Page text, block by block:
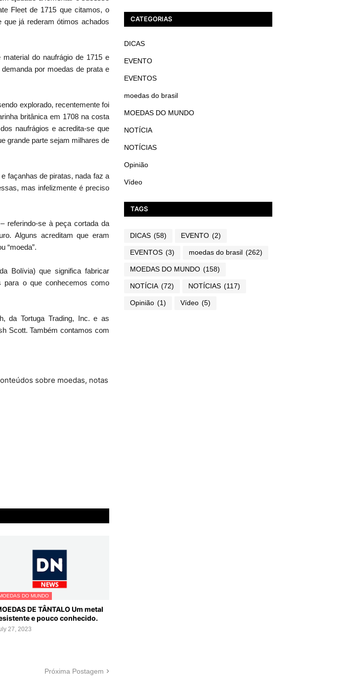
Fleet de 1715 que citamos, o
que já rederam ótimos achados
do naufrágio de 1715 e
por moedas de prata e
explorado, recentemente foi
britânica em 1708 na costa
naufrágios e acredita-se que
grande parte sejam milhares de
façanhas de piratas, nada faz a
mas infelizmente é preciso
referindo-se à peça cortada da
Alguns acreditam que eram
“moeda”.
Bolívia) que significa fabricar
para o que conhecemos como
da Tortuga Trading, Inc. e as
Scott. Também contamos com
sobre moedas, notas
DO MUNDO
DE TÂNTALO Um metal
e pouco conhecido.
27, 2023
Próxima Postagem
CATEGORIAS
DICAS
EVENTO
EVENTOS
moedas do brasil
MOEDAS DO MUNDO
NOTÍCIA
NOTÍCIAS
Opinião
Vídeo
TAGS
DICAS (58) EVENTO (2)
EVENTOS (3) moedas do brasil (262)
MOEDAS DO MUNDO (158)
NOTÍCIA (72) NOTÍCIAS (117)
Opinião (1) Vídeo (5)